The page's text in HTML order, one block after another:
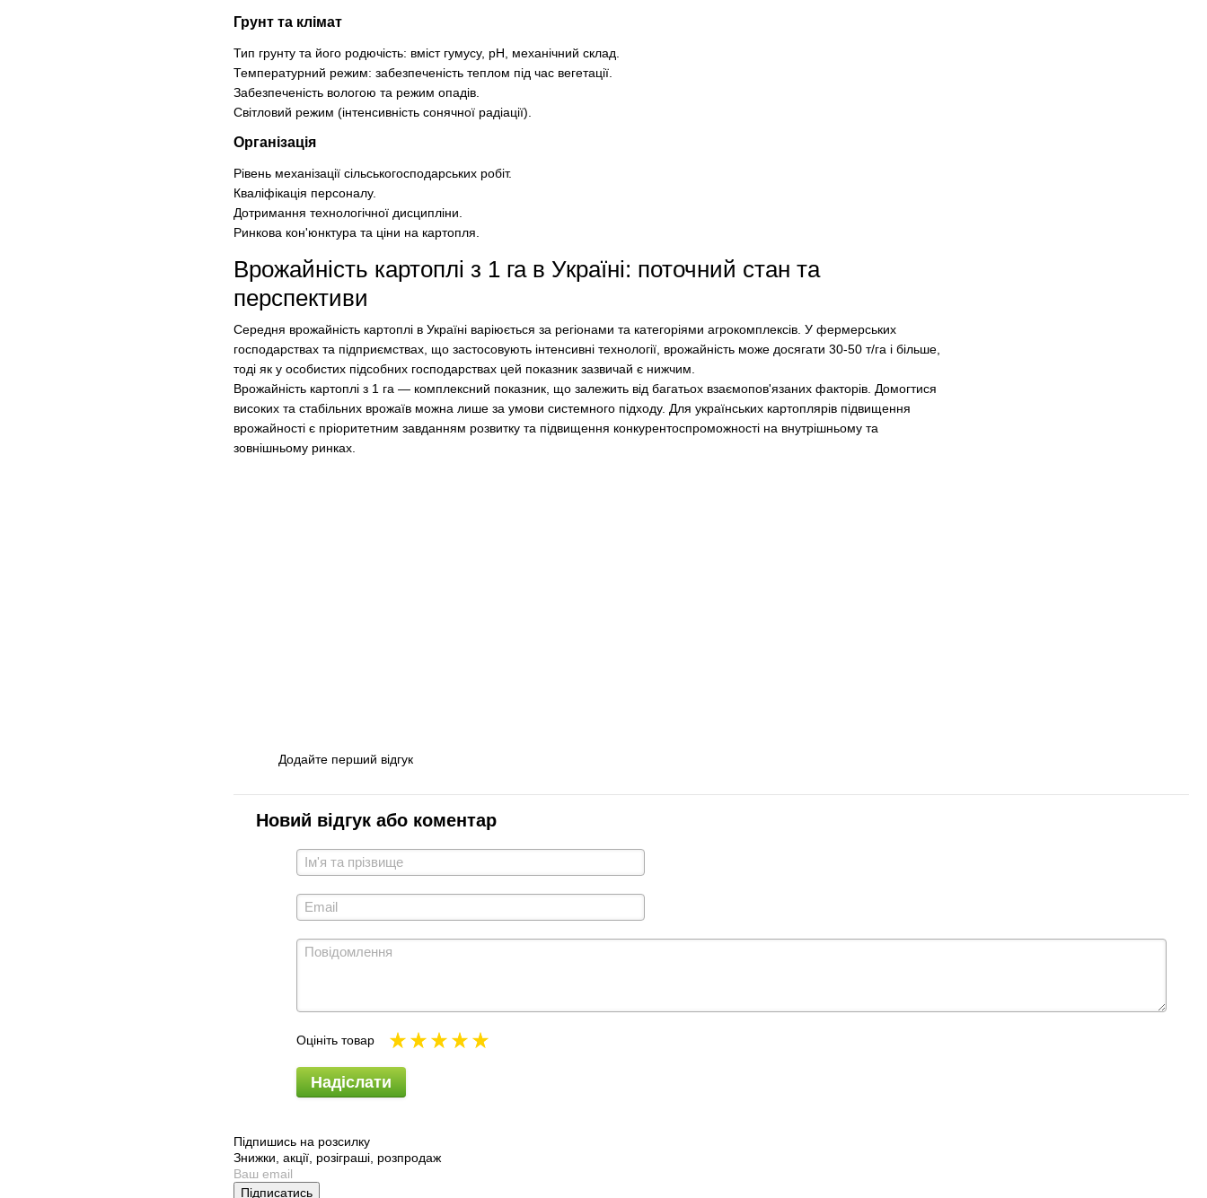
Грунт та клімат
Тип грунту та його родючість: вміст гумусу, pH, механічний склад.
Температурний режим: забезпеченість теплом під час вегетації.
Забезпеченість вологою та режим опадів.
Світловий режим (інтенсивність сонячної радіації).
Організація
Рівень механізації сільськогосподарських робіт.
Кваліфікація персоналу.
Дотримання технологічної дисципліни.
Ринкова кон'юнктура та ціни на картопля.
Врожайність картоплі з 1 га в Україні: поточний стан та
перспективи
Середня врожайність картоплі в Україні варіюється за регіонами та категоріями агрокомплексів. У фермерських
господарствах та підприємствах, що застосовують інтенсивні технології, врожайність може досягати 30-50 т/га і більше,
тоді як у особистих підсобних господарствах цей показник зазвичай є нижчим.
Врожайність картоплі з 1 га — комплексний показник, що залежить від багатьох взаємопов'язаних факторів. Домогтися
високих та стабільних врожаїв можна лише за умови системного підходу. Для українських картоплярів підвищення
врожайності є пріоритетним завданням розвитку та підвищення конкурентоспроможності на внутрішньому та
зовнішньому ринках.
Додайте перший відгук
Новий відгук або коментар
Оцініть товар
Надіслати
Підпишись на розсилку
Знижки, акції, розіграші, розпродаж
Підписатись